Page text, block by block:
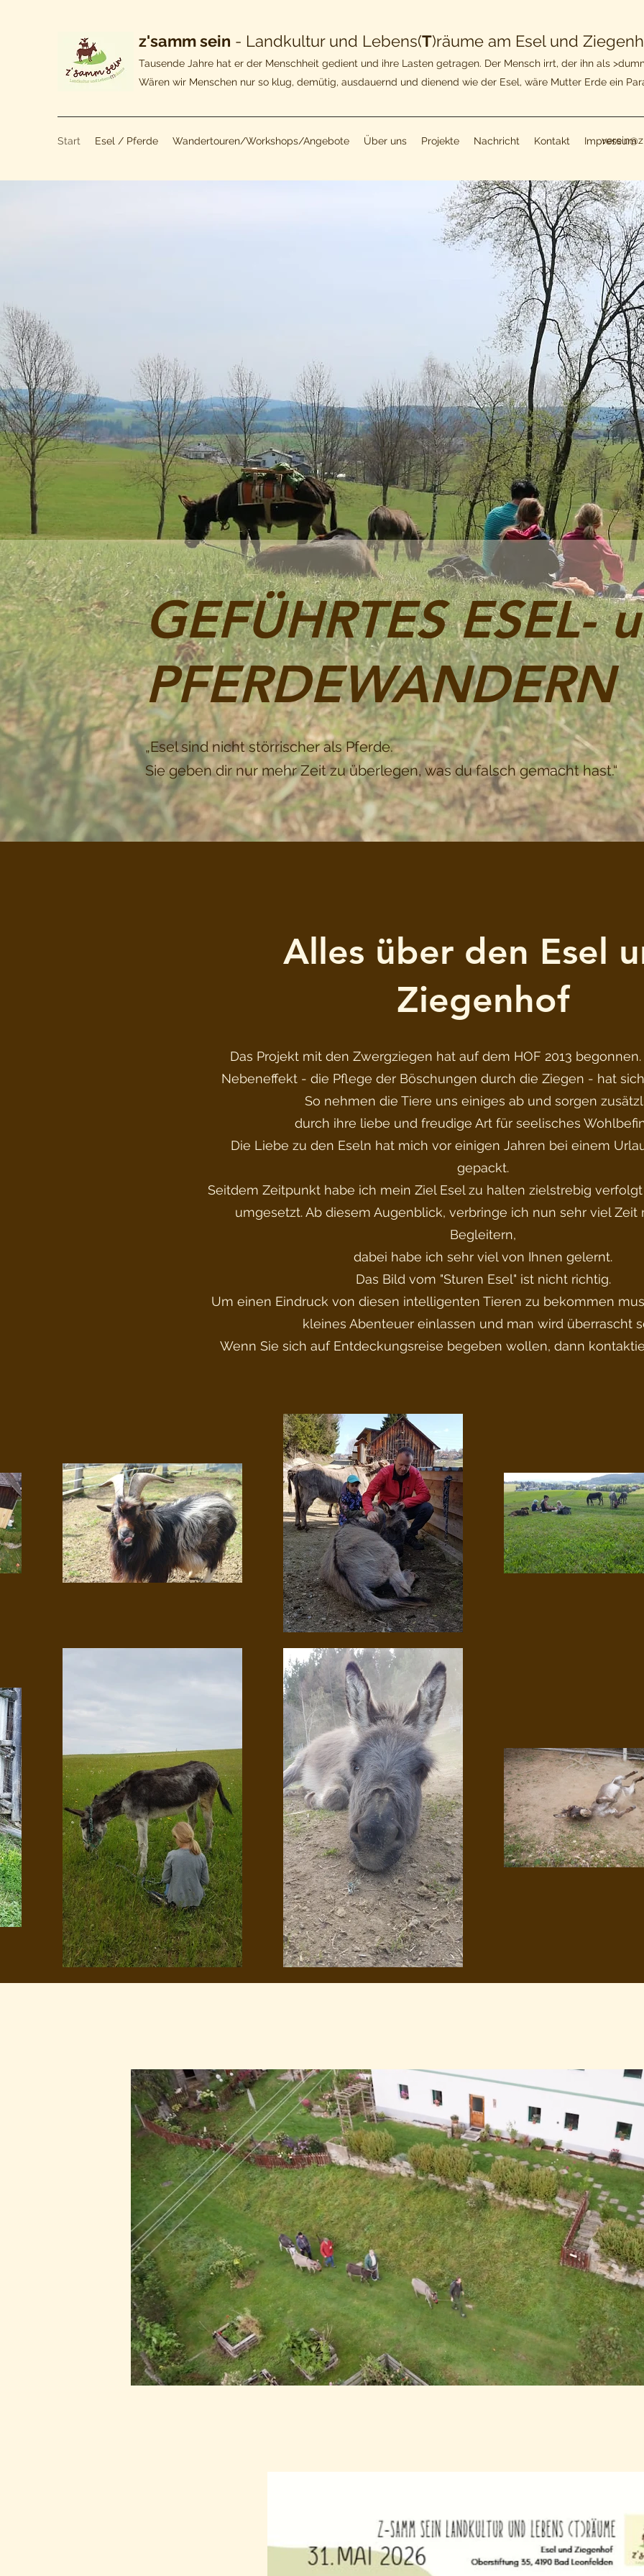
z'samm sein - Landkultur und Lebens(T)räume am Esel und
Tausende Jahre hat er der Menschheit gedient und ihre Lasten getragen. Der Mensch irrt, der ihn als
Wären wir Menschen nur so klug, demütig, ausdauernd und dienend wie der Esel, wäre Mutter Erde ein
Start Esel / Pferde Wandertouren/Workshops/Angebote Über uns Projekte Nachricht Kontakt Impressum
GEFÜHRTES ESEL-
PFERDEWANDERN
„Esel sind nicht störrischer als Pferde.
Sie geben dir nur mehr Zeit zu überlegen, was du falsch gemacht hast.“
Alles über den Esel
Ziegenhof
Das Projekt mit den Zwergziegen hat auf dem HOF 2013
Nebeneffekt - die Pflege der Böschungen durch die Ziegen - hat
So nehmen die Tiere uns einiges ab und sorgen
durch ihre liebe und freudige Art für seelisches
Die Liebe zu den Eseln hat mich vor einigen Jahren bei einem
gepackt.
Seitdem Zeitpunkt habe ich mein Ziel Esel zu halten zielstrebig verfolgt
umgesetzt. Ab diesem Augenblick, verbringe ich nun sehr viel Zeit
Begleitern,
dabei habe ich sehr viel von Ihnen gelernt.
Das Bild vom "Sturen Esel" ist nicht richtig.
Um einen Eindruck von diesen intelligenten Tieren zu bekommen
kleines Abenteuer einlassen und man wird überrascht
Wenn Sie sich auf Entdeckungsreise begeben wollen, dann